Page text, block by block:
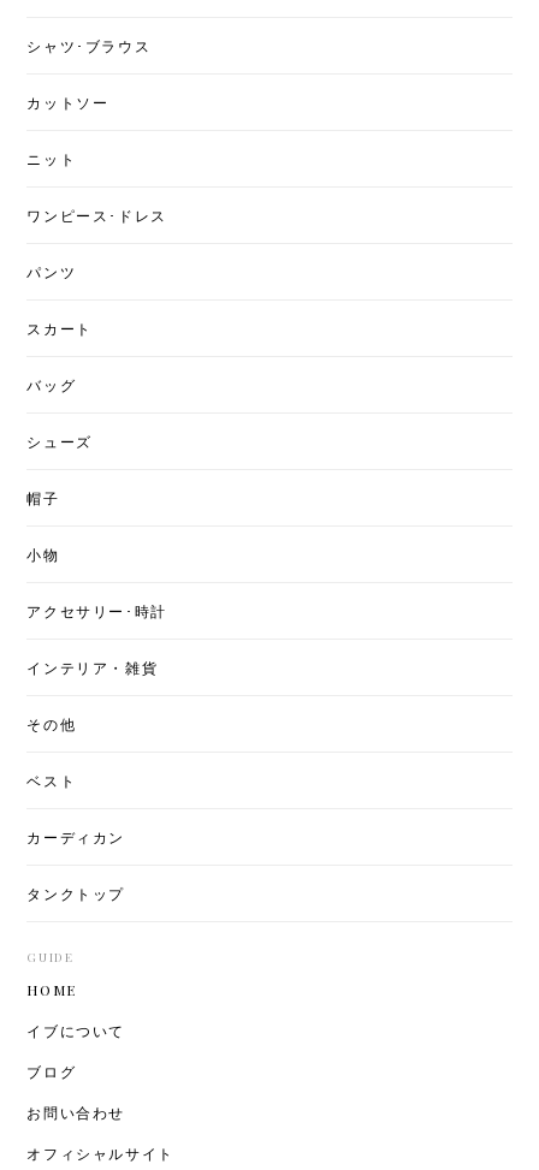
シャツ･ブラウス
カットソー
ニット
ワンピース･ドレス
パンツ
スカート
バッグ
シューズ
帽子
小物
アクセサリー･時計
インテリア・雑貨
その他
ベスト
カーディカン
タンクトップ
GUIDE
HOME
イブについて
ブログ
お問い合わせ
オフィシャルサイト